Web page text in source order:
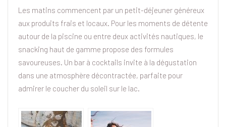
Les matins commencent par un petit-déjeuner généreux
aux produits frais et locaux. Pour les moments de détente
autour de la piscine ou entre deux activités nautiques, le
snacking haut de gamme propose des formules
savoureuses. Un bar à cocktails invite à la dégustation
dans une atmosphère décontractée, parfaite pour
admirer le coucher du soleil sur le lac.